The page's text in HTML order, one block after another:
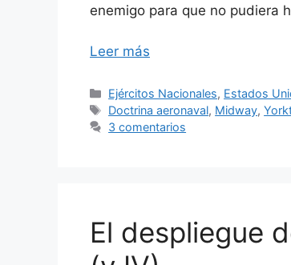
enemigo para que no pudiera
Leer más
Categorías
Ejércitos Nacionales, Estados
Etiquetas
Doctrina aeronaval, Midway,
3 comentarios
El despliegue